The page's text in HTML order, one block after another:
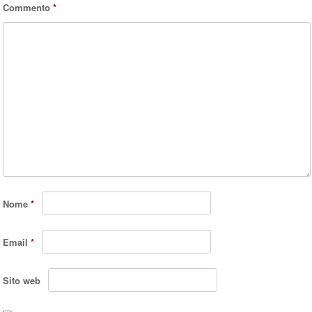
Commento*
Nome*
Email*
Sito web